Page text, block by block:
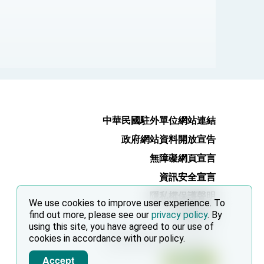
中華民國駐外單位網站連結
政府網站資料開放宣告
無障礙網頁宣言
資訊安全宣言
訂閱 RSS
本網站建議使用 Chrome, Firefox, 以
及 Microsoft Edge 以上的瀏覽器。
We use cookies to improve user experience. To
find out more, please see our privacy policy. By
using this site, you have agreed to our use of
cookies in accordance with our policy.
Accept